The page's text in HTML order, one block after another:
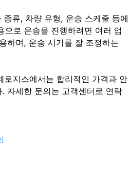
류, 차량 유형, 운송 스케줄 등에
으로 운송을 진행하려면 여러 업
하며, 운송 시기를 잘 조정하는
로지스에서는 합리적인 가격과 안
자세한 문의는 고객센터로 연락